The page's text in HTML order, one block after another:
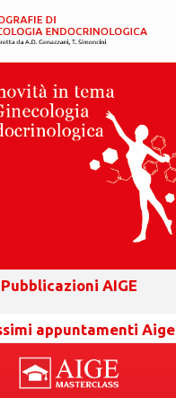
Pubblicazioni AIGE
appuntamenti Aige